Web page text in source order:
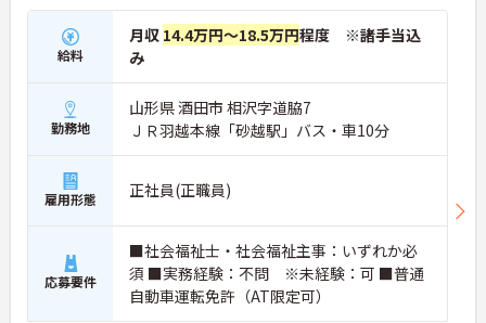
給料
月収 14.4万円～18.5万円程度 ※諸手当込
み
勤務地
山形県 酒田市 相沢字道脇7
ＪＲ羽越本線「砂越駅」バス・車10分
雇用形態 正社員(正職員)
応募要件
■社会福祉士・社会福祉主事：いずれか必
須 ■実務経験：不問 ※未経験：可 ■普通
自動車運転免許（AT限定可）